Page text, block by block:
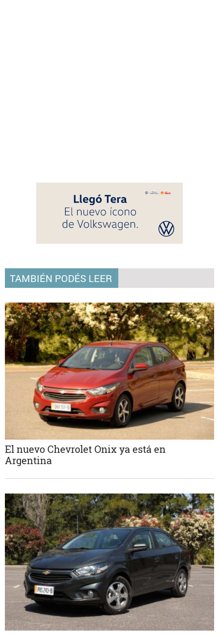
TAMBIÉN PODÉS LEER
El nuevo Chevrolet Onix ya está en
Argentina